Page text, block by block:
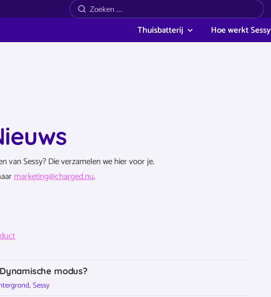
Thuisbatterij Hoe werkt Sessy
van Sessy? Die verzamelen we hier voor je.
marketing@charged.nu.
modus?
,Sessy